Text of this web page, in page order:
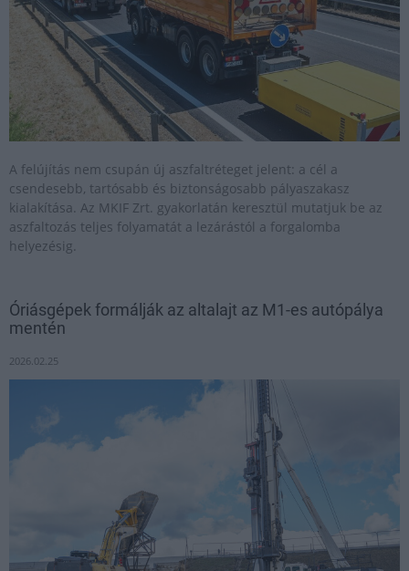
A felújítás nem csupán új aszfaltréteget jelent: a cél a
csendesebb, tartósabb és biztonságosabb pályaszakasz
kialakítása. Az MKIF Zrt. gyakorlatán keresztül mutatjuk be az
aszfaltozás teljes folyamatát a lezárástól a forgalomba
helyezésig.
Óriásgépek formálják az altalajt az M1-es autópálya
mentén
2026.02.25